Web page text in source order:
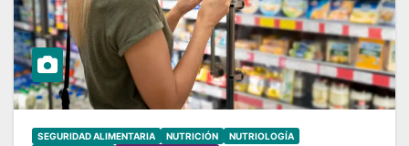
SEGURIDAD ALIMENTARIA NUTRICIÓN
NUTRIOLOGÍA